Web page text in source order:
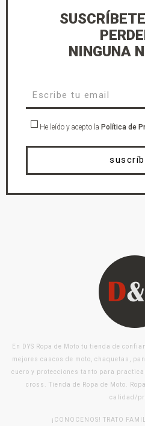
NINGUNA
He leído y acepto la Política de
En DYS Ropa de Moto tu tienda de
mejores cascos de moto, chaquetas,
cuero y protecciones tanto para
cross. Tienda de Ropa de Moto.
calidad/
¡CONOCENOS! TRATO